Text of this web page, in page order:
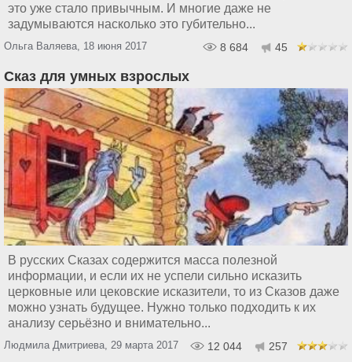
это уже стало привычным. И многие даже не
задумываются насколько это губительно...
Ольга Валяева, 18 июня 2017 8 684 45
Сказ для умных взрослых
В русских Сказах содержится масса полезной
информации, и если их не успели сильно исказить
церковные или цековские исказители, то из Сказов даже
можно узнать будущее. Нужно только подходить к их
анализу серьёзно и внимательно...
Людмила Дмитриева, 29 марта 2017 12 044 257